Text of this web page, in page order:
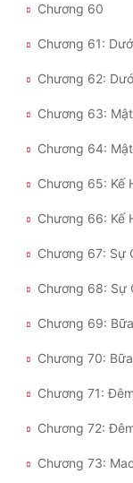
Chương 60
Chương 61:
Chương 63:
Chương 64:
Chương 69:
Chương 70:
Chương 71:
Chương 72: